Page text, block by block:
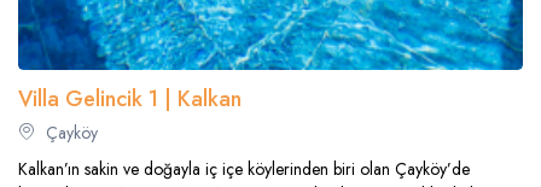
Villa Gelincik 1 | Kalkan
Çayköy
Kalkan’ın sakin ve doğayla iç içe köylerinden biri olan Çayköy’de